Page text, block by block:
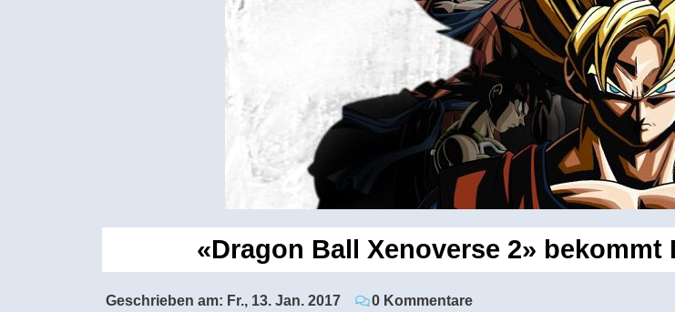
«Dragon Ball Xenoverse 2»
Geschrieben am: Fr., 13. Jan. 2017 0 Kommentare